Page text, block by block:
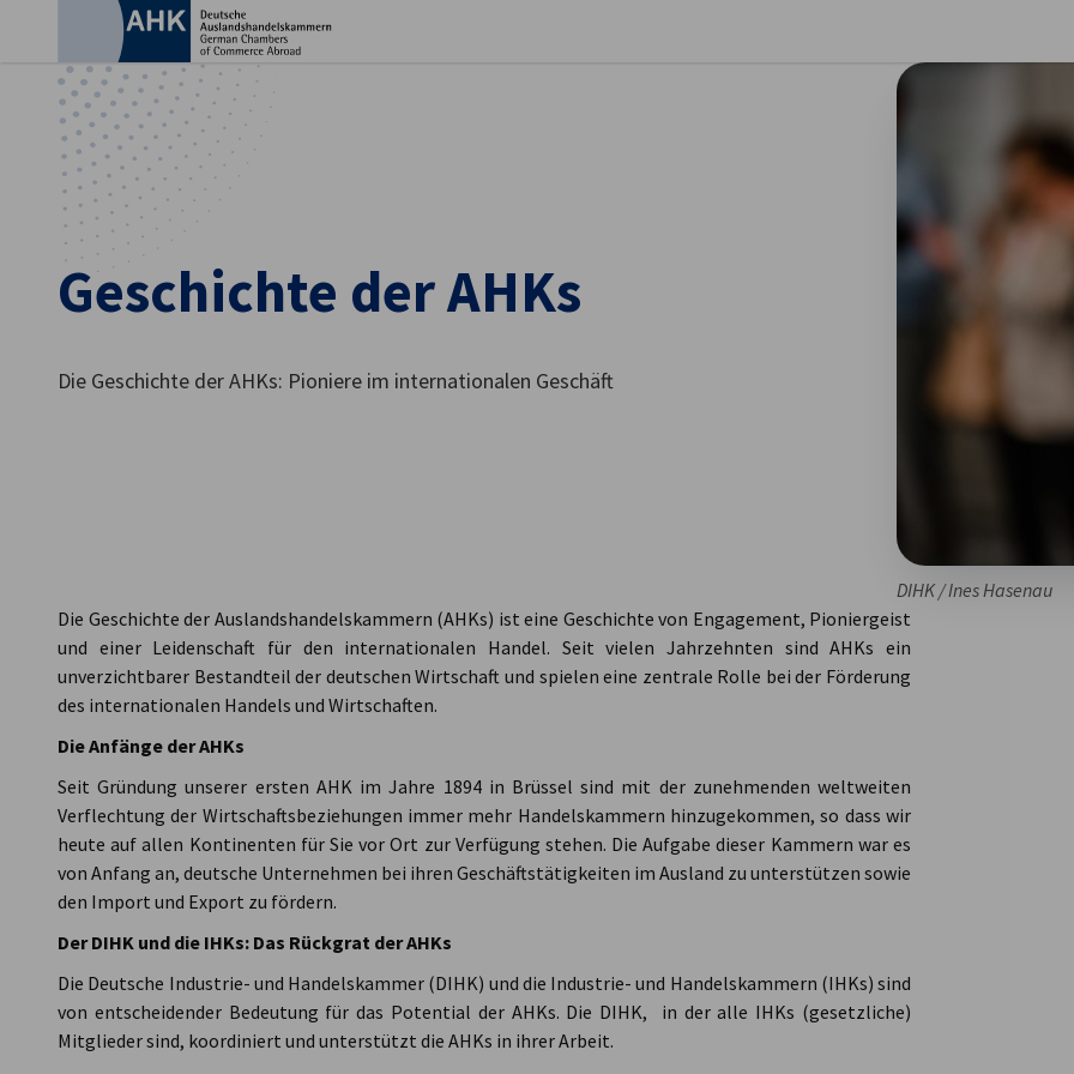
Geschichte der AHKs
Die Geschichte der AHKs: Pioniere im internationalen Geschäft
DIHK / Ines Hasenau
Die Geschichte der Auslandshandelskammern (AHKs) ist eine Geschichte von Engagement, Pioniergeist
und einer Leidenschaft für den internationalen Handel. Seit vielen Jahrzehnten sind AHKs ein
unverzichtbarer Bestandteil der deutschen Wirtschaft und spielen eine zentrale Rolle bei der Förderung
des internationalen Handels und Wirtschaften.
Die Anfänge der AHKs
Seit Gründung unserer ersten AHK im Jahre 1894 in Brüssel sind mit der zunehmenden weltweiten
Verflechtung der Wirtschaftsbeziehungen immer mehr Handelskammern hinzugekommen, so dass wir
heute auf allen Kontinenten für Sie vor Ort zur Verfügung stehen. Die Aufgabe dieser Kammern war es
von Anfang an, deutsche Unternehmen bei ihren Geschäftstätigkeiten im Ausland zu unterstützen sowie
den Import und Export zu fördern.
Der DIHK und die IHKs: Das Rückgrat der AHKs
Die Deutsche Industrie- und Handelskammer (DIHK) und die Industrie- und Handelskammern (IHKs) sind
von entscheidender Bedeutung für das Potential der AHKs. Die DIHK, in der alle IHKs (gesetzliche)
Mitglieder sind, koordiniert und unterstützt die AHKs in ihrer Arbeit.